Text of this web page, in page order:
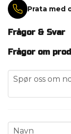
Prata med
Frågor & Svar
Frågor om
question
Spør oss om
name
Navn